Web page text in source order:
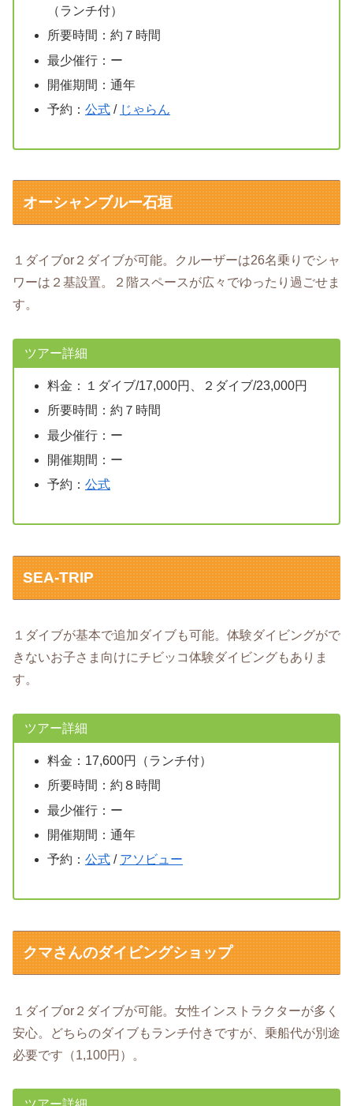
（ランチ付）
所要時間：約７時間
最少催行：ー
開催期間：通年
予約： 公式/ じゃらん
オーシャンブルー石垣
１ダイブor２ダイブが可能。クルーザーは26名乗りでシャ
ワーは２基設置。２階スペースが広々でゆったり過ごせま
す。
ツアー詳細
料金：１ダイブ/17,000円、２ダイブ/23,000円
所要時間：約７時間
最少催行：ー
開催期間：ー
予約： 公式
SEA-TRIP
１ダイブが基本で追加ダイブも可能。体験ダイビングがで
きないお子さま向けにチビッコ体験ダイビングもありま
す。
ツアー詳細
料金：17,600円（ランチ付）
所要時間：約８時間
最少催行：ー
開催期間：通年
予約： 公式/ アソビュー
クマさんのダイビングショップ
１ダイブor２ダイブが可能。女性インストラクターが多く
安心。どちらのダイブもランチ付きですが、乗船代が別途
必要です（1,100円）。